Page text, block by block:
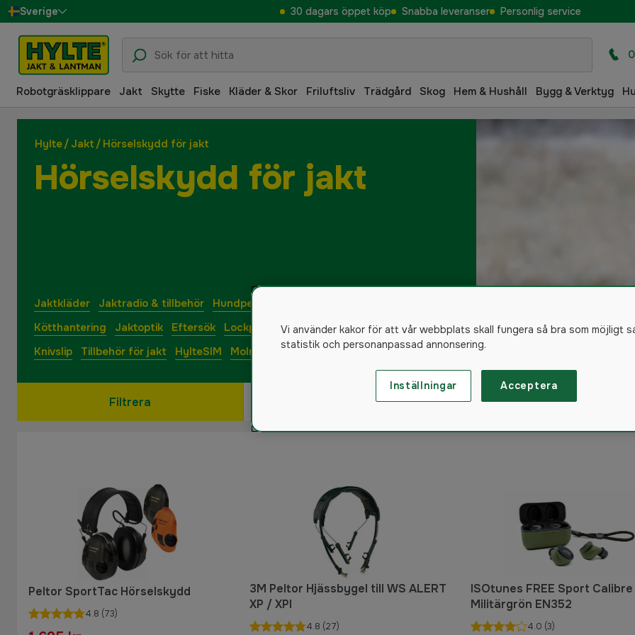
Sverige
Danmark
Suomi
Norge
30 dagars öppet köp Snabba leveranser Personlig service
Robotgräsklippare Jakt Skytte Fiske Kläder & Skor Friluftsliv Trädgård Skog Hem & Hushåll Bygg & Verktyg
Hylte/ Jakt / Hörselskydd för jakt
Hörselskydd för jakt
Jaktkläder Jaktradio & tillbehör Hundpejl & GPS Hund
Kötthantering
Jaktoptik Eftersök Lockpipor
Actionkameror & Tillbehör
Knivslip
Tillbehör för jakt HylteSIM Molnus-SIM
Filtrera 39produkter
Peltor SportTac Hörselskydd
4.8 (73)
3M Peltor Hjässbygel till WS ALERT
XP / XPI
4.8 (27)
ISOtunes FREE Sport Calibre
Militärgrön EN352
4.0 (3)
Vi använder kakor för att vår webbplats skall fungera så bra som möjligt
statistik och personanpassad annonsering.
Inställningar Acceptera